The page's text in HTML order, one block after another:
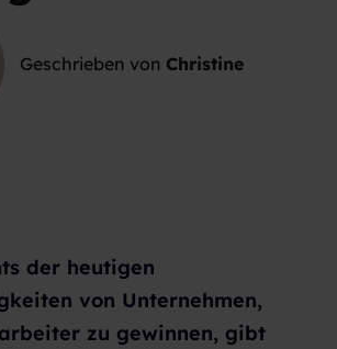
Geschrieben von Christine
der heutigen
von Unternehmen,
zu gewinnen, gibt